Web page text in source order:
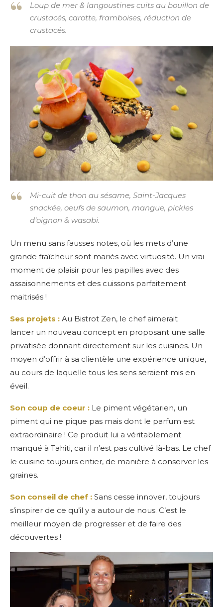
Loup de mer & langoustines cuits au bouillon de
crustacés, carotte, framboises, réduction de
crustacés.
Mi-cuit de thon au sésame, Saint-Jacques
snackée, oeufs de saumon, mangue, pickles
d’oignon & wasabi.
Un menu sans fausses notes, où les mets d’une
grande fraîcheur sont mariés avec virtuosité. Un vrai
moment de plaisir pour les papilles avec des
assaisonnements et des cuissons parfaitement
maitrisés !
Ses projets : Au Bistrot Zen, le chef aimerait
lancer un nouveau concept en proposant une salle
privatisée donnant directement sur les cuisines. Un
moyen d’offrir à sa clientèle une expérience unique,
au cours de laquelle tous les sens seraient mis en
éveil.
Son coup de coeur : Le piment végétarien, un
piment qui ne pique pas mais dont le parfum est
extraordinaire ! Ce produit lui a véritablement
manqué à Tahiti, car il n’est pas cultivé là-bas. Le chef
le cuisine toujours entier, de manière à conserver les
graines.
Son conseil de chef : Sans cesse innover, toujours
s’inspirer de ce qu’il y a autour de nous. C’est le
meilleur moyen de progresser et de faire des
découvertes !